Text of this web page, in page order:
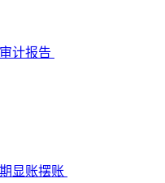
计报告
显账摆账